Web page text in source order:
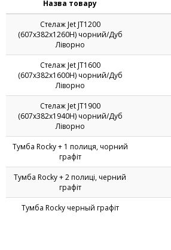
Назва товару
Стелаж Jet JT1200
(607х382х1260Н) чорний/Дуб
Ліворно
Стелаж Jet JT1600
(607х382х1600Н) чорний/Дуб
Ліворно
Стелаж Jet JT1900
(607х382х1940Н) чорний/Дуб
Ліворно
Тумба Rocky + 1 полиця, чорний
графiт
Тумба Rocky + 2 полицi, черний
графiт
Тумба Rocky черный графiт